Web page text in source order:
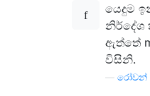
යෙදුම
නිර්දේශ
ඇත්තේ
විසිනි.